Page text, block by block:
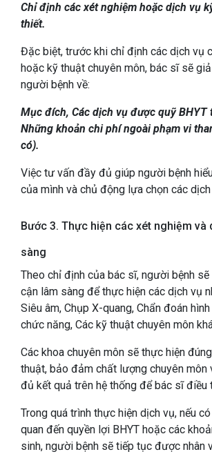
Chỉ định các xét nghiệm hoặc dịch vụ
thiết.
Đặc biệt, trước khi chỉ định các dịch vụ
hoặc kỹ thuật chuyên môn, bác sĩ sẽ
người bệnh về:
Mục đích, Các dịch vụ được quỹ BHYT
Những khoản chi phí ngoài phạm vi
có).
Việc tư vấn đầy đủ giúp người bệnh
của mình và chủ động lựa chọn các
Bước 3. Thực hiện các xét nghiệm và
sàng
Theo chỉ định của bác sĩ, người bệnh
cận lâm sàng để thực hiện các dịch vụ
Siêu âm, Chụp X-quang, Chẩn đoán hình
chức năng, Các kỹ thuật chuyên môn
Các khoa chuyên môn sẽ thực hiện
thuật, bảo đảm chất lượng chuyên môn
đủ kết quả trên hệ thống để bác sĩ điều
Trong quá trình thực hiện dịch vụ, nếu
quan đến quyền lợi BHYT hoặc các
sinh, người bệnh sẽ tiếp tục được nhân